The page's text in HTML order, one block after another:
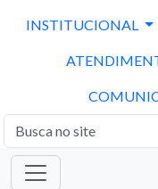
INSTITUCIONAL